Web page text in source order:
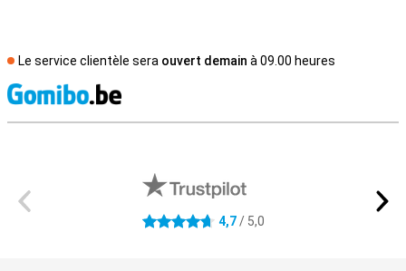
Le service clientèle sera ouvert demain à 09.00 heures
4.7 étoiles 4,7/ 5,0